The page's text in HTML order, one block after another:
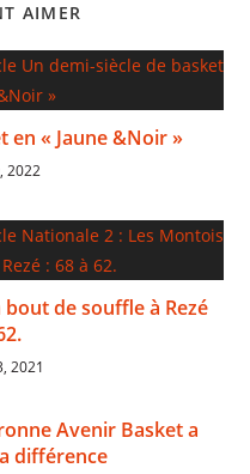
AIMER
en « Jaune &Noir »
2022
de souffle à Rezé
2021
Avenir Basket a
différence